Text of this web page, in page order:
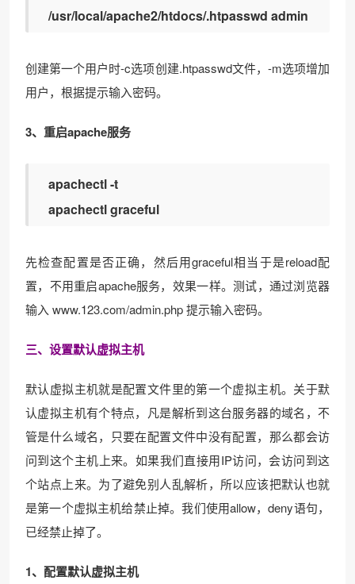
/usr/local/apache2/htdocs/.htpasswd admin
创建第一个用户时-c选项创建.htpasswd文件，-m选项增加
用户，根据提示输入密码。
3、重启apache服务
apachectl -t
apachectl graceful
先检查配置是否正确，然后用graceful相当于是reload配
置，不用重启apache服务，效果一样。测试，通过浏览器
输入 www.123.com/admin.php 提示输入密码。
三、设置默认虚拟主机
默认虚拟主机就是配置文件里的第一个虚拟主机。关于默
认虚拟主机有个特点，凡是解析到这台服务器的域名，不
管是什么域名，只要在配置文件中没有配置，那么都会访
问到这个主机上来。如果我们直接用IP访问，会访问到这
个站点上来。为了避免别人乱解析，所以应该把默认也就
是第一个虚拟主机给禁止掉。我们使用allow，deny语句，
已经禁止掉了。
1、配置默认虚拟主机